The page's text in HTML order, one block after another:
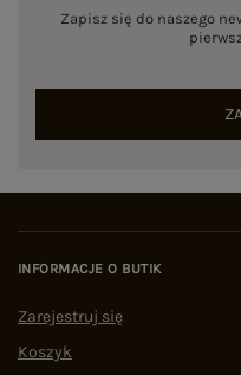
Zapisz się do naszego
INFORMACJE O BUTIK
Zarejestruj się
Koszyk